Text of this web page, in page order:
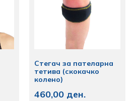
Стегач за пателарна
тетива (скокачко
колено)
460,00 ден.